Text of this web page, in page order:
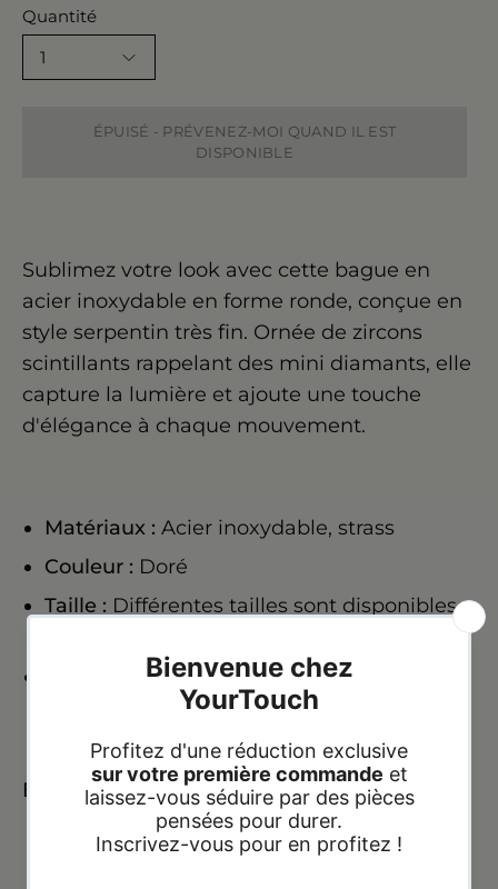
Quantité
1
ÉPUISÉ - PRÉVENEZ-MOI QUAND IL EST
DISPONIBLE
Sublimez votre look avec cette bague en
acier inoxydable en forme ronde, conçue en
style serpentin très fin. Ornée de zircons
scintillants rappelant des mini diamants, elle
capture la lumière et ajoute une touche
d'élégance à chaque mouvement.
Matériaux : Acier inoxydable, strass
Couleur : Doré
Taille : Différentes tailles sont disponibles.
Caractéristiques :Hypoallergéniques
résistants à l'eau et ne noircissent pas.
Expédition :24hà 72hheures
Paiement à la livraison